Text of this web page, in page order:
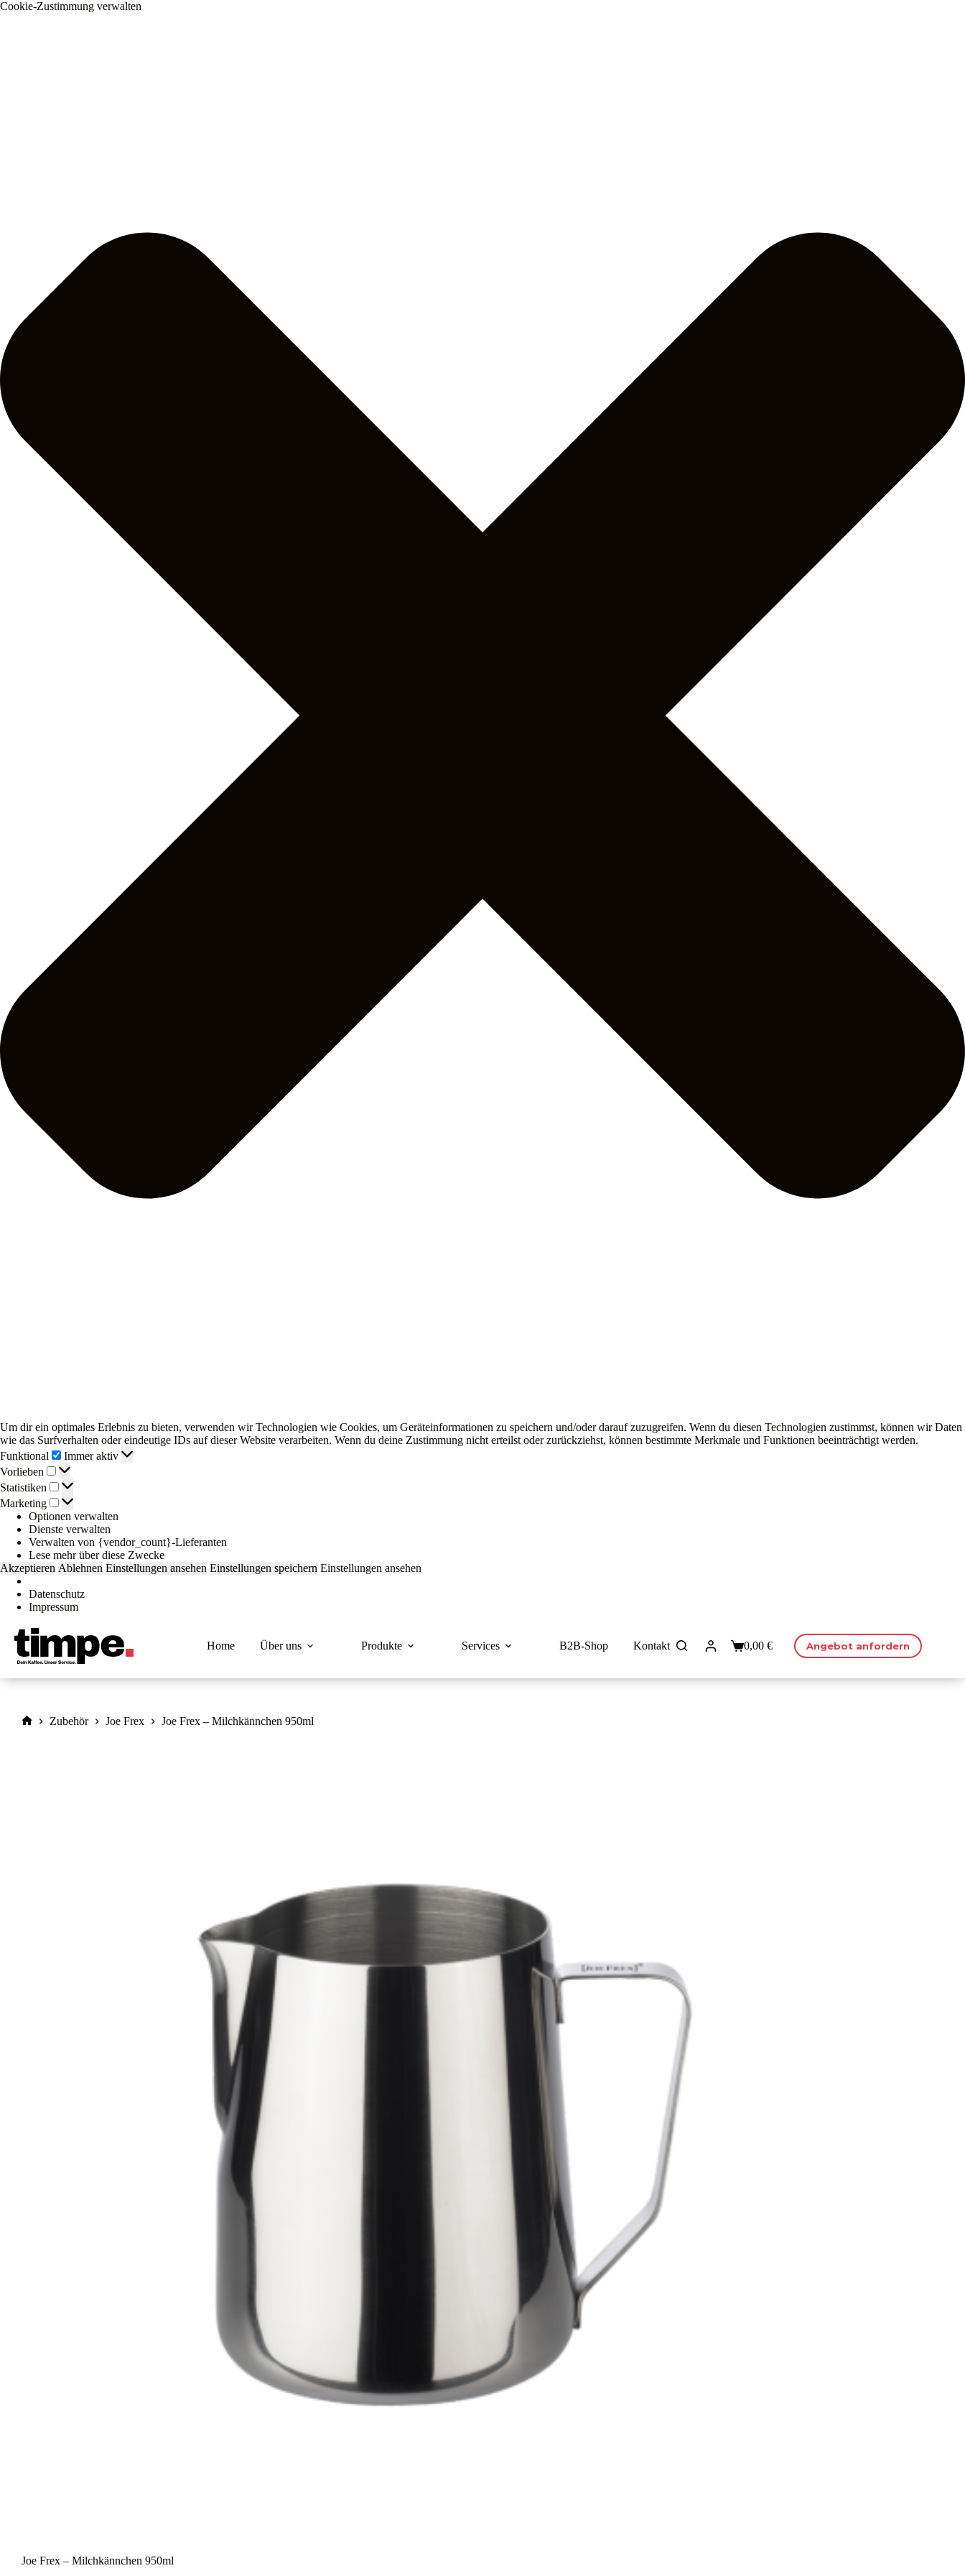
Cookie-Zustimmung verwalten
Um dir ein optimales Erlebnis zu bieten, verwenden wir Technologien wie Cookies, um Geräteinformationen zu speichern und/oder darauf zuzugreifen. Wenn du diesen Technologien zustimmst, können wir Daten
wie das Surfverhalten oder eindeutige IDs auf dieser Website verarbeiten. Wenn du deine Zustimmung nicht erteilst oder zurückziehst, können bestimmte Merkmale und Funktionen beeinträchtigt werden.
Funktional
Funktional
Immer aktiv
Vorlieben
Vorlieben
Statistiken Statistiken
Marketing Marketing
Optionen verwalten
Dienste verwalten
Verwalten von {vendor_count}-Lieferanten
Lese mehr über diese Zwecke
Akzeptieren Ablehnen Einstellungen ansehen Einstellungen speichern Einstellungen ansehen
Datenschutz
Impressum
Inhalt
springen
Home Über uns Produkte Services B2B-Shop Kontakt Warenkorb
0,00 € Angebot anfordern
Zubehör Joe Frex Joe Frex – Milchkännchen 950ml
Joe Frex – Milchkännchen 950ml